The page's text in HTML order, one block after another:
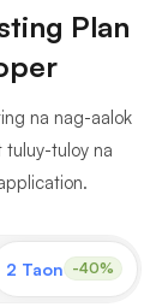
Plan
na nag-aalok
tuloy na
2 Taon -40%